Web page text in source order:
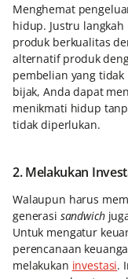
Menghemat
hidup. Justru
produk berkualitas
alternatif produk
pembelian yang
bijak, Anda dapat
menikmati hidup
tidak diperlukan.
2. Melakukan
Walaupun harus
generasi sandwich
Untuk mengatur
perencanaan
melakukan investasi.